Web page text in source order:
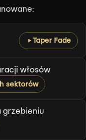
Taper Fade
włosów
sektorów
grzebieniu